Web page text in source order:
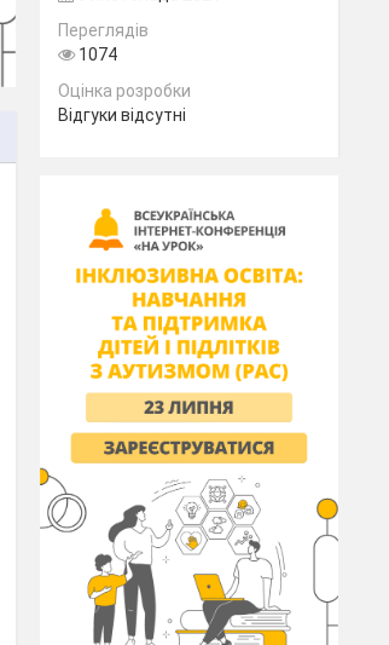
Переглядів
1074
Оцінка розробки
Відгуки відсутні